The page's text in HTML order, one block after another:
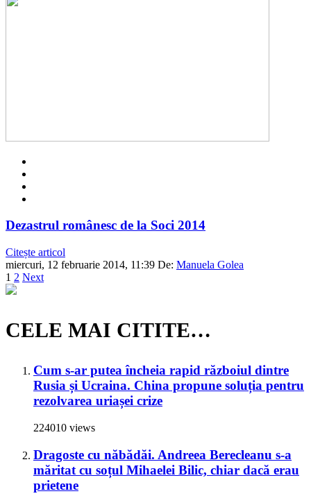
Dezastrul românesc de la Soci 2014
Citește articol
miercuri, 12 februarie 2014, 11:39 De: Manuela Golea
1 2 Next
CELE MAI CITITE…
Cum s-ar putea încheia rapid războiul dintre
Rusia și Ucraina. China propune soluția pentru
rezolvarea uriașei crize
224010 views
Dragoste cu năbădăi. Andreea Berecleanu s-a
măritat cu soțul Mihaelei Bilic, chiar dacă erau
prietene